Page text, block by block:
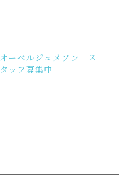
オーベルジュメソン ス
タッフ募集中